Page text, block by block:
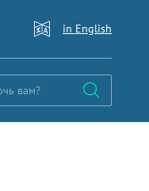
in English